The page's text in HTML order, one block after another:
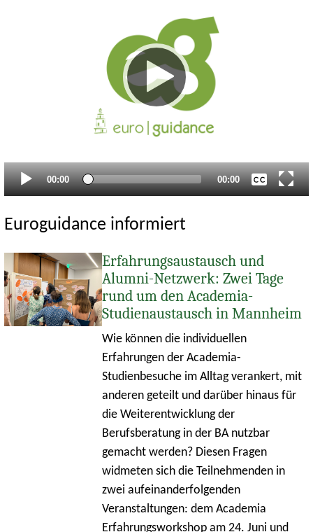
Aktueller
Zeitpunkt
00:00 Gesamtlaufzeit
00:00
Euroguidance informiert
Erfahrungsaustausch und
Alumni-Netzwerk: Zwei Tage
rund um den Academia-
Studienaustausch in Mannheim
Wie können die individuellen
Erfahrungen der Academia-
Studienbesuche im Alltag verankert, mit
anderen geteilt und darüber hinaus für
die Weiterentwicklung der
Berufsberatung in der BA nutzbar
gemacht werden? Diesen Fragen
widmeten sich die Teilnehmenden in
zwei aufeinanderfolgenden
Veranstaltungen: dem Academia
Erfahrungsworkshop am 24. Juni und